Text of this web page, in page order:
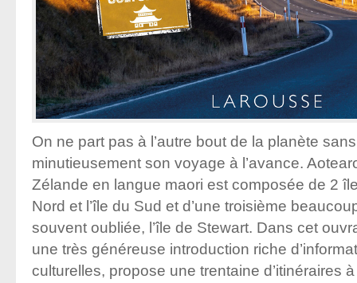
On ne part pas à l’autre bout de la planète
minutieusement son voyage à l’avance.
Zélande en langue maori est composée de 2
Nord et l’île du Sud et d’une troisième
souvent oubliée, l’île de Stewart. Dans cet
une très généreuse introduction riche
culturelles, propose une trentaine d’itinéraires